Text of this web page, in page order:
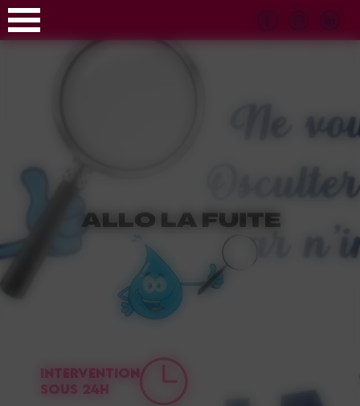
Panneau de gestion des cookies
INTERVENTION
SOUS 24H